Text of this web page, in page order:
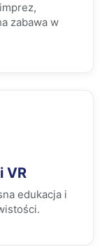
zabawa w
VR
edukacja i